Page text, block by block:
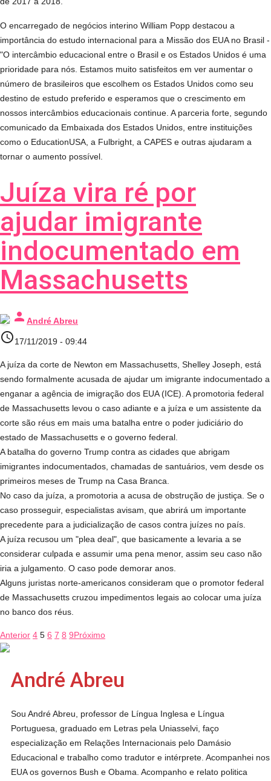
O encarregado de negócios interino William Popp destacou a
importância do estudo internacional para a Missão dos EUA no Brasil -
"O intercâmbio educacional entre o Brasil e os Estados Unidos é uma
prioridade para nós. Estamos muito satisfeitos em ver aumentar o
número de brasileiros que escolhem os Estados Unidos como seu
destino de estudo preferido e esperamos que o crescimento em
nossos intercâmbios educacionais continue. A parceria forte, segundo
comunicado da Embaixada dos Estados Unidos, entre instituições
como o EducationUSA, a Fulbright, a CAPES e outras ajudaram a
tornar o aumento possível.
Juíza vira ré por
ajudar imigrante
indocumentado em
Massachusetts
person André Abreu
access_time17/11/2019 - 09:44
A juíza da corte de Newton em Massachusetts, Shelley Joseph, está
sendo formalmente acusada de ajudar um imigrante indocumentado a
enganar a agência de imigração dos EUA (ICE). A promotoria federal
de Massachusetts levou o caso adiante e a juíza e um assistente da
corte são réus em mais uma batalha entre o poder judiciário do
estado de Massachusetts e o governo federal.
A batalha do governo Trump contra as cidades que abrigam
imigrantes indocumentados, chamadas de santuários, vem desde os
primeiros meses de Trump na Casa Branca.
No caso da juíza, a promotoria a acusa de obstrução de justiça. Se o
caso prosseguir, especialistas avisam, que abrirá um importante
precedente para a judicialização de casos contra juízes no país.
A juíza recusou um "plea deal", que basicamente a levaria a se
considerar culpada e assumir uma pena menor, assim seu caso não
iria a julgamento. O caso pode demorar anos.
Alguns juristas norte-americanos consideram que o promotor federal
de Massachusetts cruzou impedimentos legais ao colocar uma juíza
no banco dos réus.
Anterior 4 5 6 7 8 9Próximo
André Abreu
Sou André Abreu, professor de Língua Inglesa e Língua
Portuguesa, graduado em Letras pela Uniasselvi, faço
especialização em Relações Internacionais pelo Damásio
Educacional e trabalho como tradutor e intérprete. Acompanhei nos
EUA os governos Bush e Obama. Acompanho e relato politica